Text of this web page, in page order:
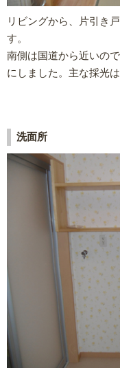
リビングから、片引き
す。
南側は国道から近いの
にしました。主な採光
洗面所